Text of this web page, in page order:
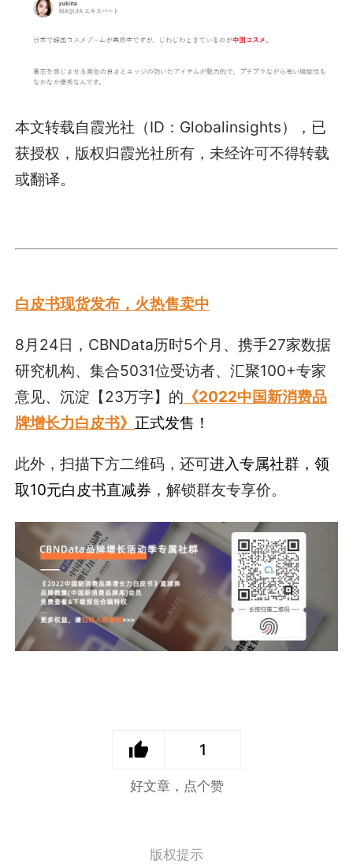
本文转载自霞光社（ID：Globalinsights），已
获授权，版权归霞光社所有，未经许可不得转载
或翻译。
白皮书现货发布，火热售卖中
8月24日，CBNData历时5个月、携手27家数据
研究机构、集合5031位受访者、汇聚100+专家
意见、沉淀【23万字】的 《2022中国新消费品
牌增长力白皮书》 正式发售！
此外，扫描下方二维码，还可进入专属社群，领
取10元白皮书直减券 ，解锁群友专享价。
1
好文章，点个赞
版权提示